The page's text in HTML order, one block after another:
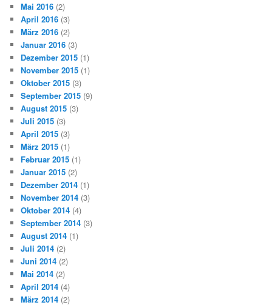
Mai 2016 (2)
April 2016 (3)
März 2016 (2)
Januar 2016 (3)
Dezember 2015 (1)
November 2015 (1)
Oktober 2015 (3)
September 2015 (9)
August 2015 (3)
Juli 2015 (3)
April 2015 (3)
März 2015 (1)
Februar 2015 (1)
Januar 2015 (2)
Dezember 2014 (1)
November 2014 (3)
Oktober 2014 (4)
September 2014 (3)
August 2014 (1)
Juli 2014 (2)
Juni 2014 (2)
Mai 2014 (2)
April 2014 (4)
März 2014 (2)